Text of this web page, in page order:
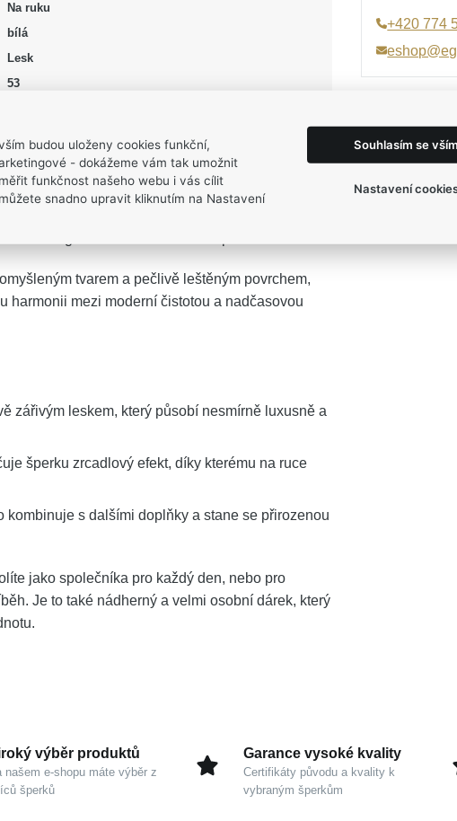
Na ruku
bílá
Lesk
53
esenci ženskosti a sofistikované krásy. Jeho
gestu lehkost i nevšední půvab.
tvarem a pečlivě leštěným povrchem,
harmonii mezi moderní čistotou a nadčasovou
zářivým leskem, který působí nesmírně luxusně a
šperku zrcadlový efekt, díky kterému na ruce
kombinuje s dalšími doplňky a stane se přirozenou
jako společníka pro každý den, nebo pro
Je to také nádherný a velmi osobní dárek, který
+420 774
výběr produktů
našem e-shopu máte výběr z
šperků
Garance vysoké kvality
Certifikáty původu a kvality k
vybraným šperkům
budou uloženy cookies funkční,
- dokážeme vám tak umožnit
funkčnost našeho webu i vás cílit
snadno upravit kliknutím na Nastavení
Souhlasím se vším
Nastavení